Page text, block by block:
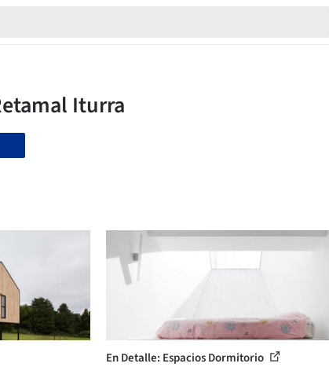
En Detalle: Espacios Dormitorio